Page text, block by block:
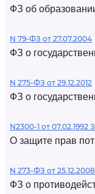
ФЗ об
N 79-ФЗ от 27.07.2004
ФЗ о
N 275-ФЗ от 29.12.2012
ФЗ о
N2300-1 от 07.02.1992
О защите прав
N 273-ФЗ от 25.12.2008
ФЗ о